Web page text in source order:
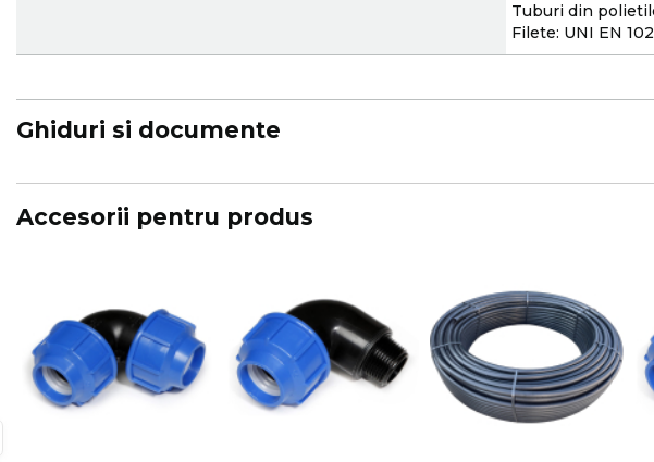
Tuburi din
Filete: UNI EN
Ghiduri si documente
Accesorii pentru produs